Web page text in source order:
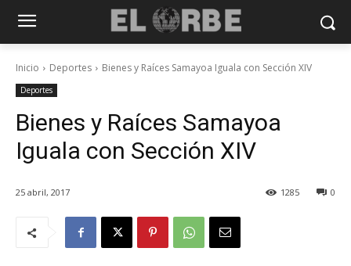
Inicio Deportes Bienes y Raíces Samayoa Iguala con Sección XIV
Deportes
Bienes y Raíces Samayoa
Iguala con Sección XIV
25 abril, 2017 0
1285